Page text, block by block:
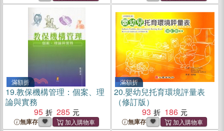
滿額折
19.教保機構管理：個案、理
論與實務
95
285
無庫存
滿額折
20.嬰幼兒托育環境評量表
（修訂版）
93
186
無庫存